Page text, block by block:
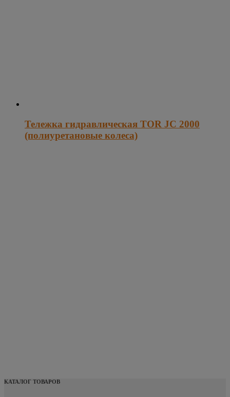
Тележка гидравлическая TOR JC 2000
(полиуретановые колеса)
КАТАЛОГ ТОВАРОВ